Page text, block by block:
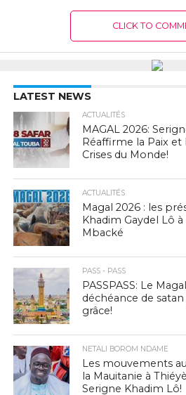
CLICK TO
LATEST NEWS
ACTUALITÉS
MAGAL 2026:
Réaffirme la Paix et
Crises du Monde!
ACTUALITÉS
Magal 2026 : les
Khadim Gaydel Lô
Mbacké
PASS - PASS
PASSPASS: Le
déchéance de
grâce!
NETALI BOROM NDAME
Les mouvements
la Mauitanie à
Serigne Khadim Lô!